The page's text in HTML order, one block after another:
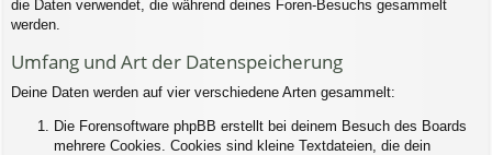
die Daten verwendet, die während deines Foren-Besuchs gesammelt
werden.
Umfang und Art der Datenspeicherung
Deine Daten werden auf vier verschiedene Arten gesammelt:
Die Forensoftware phpBB erstellt bei deinem Besuch des Boards
mehrere Cookies. Cookies sind kleine Textdateien, die dein